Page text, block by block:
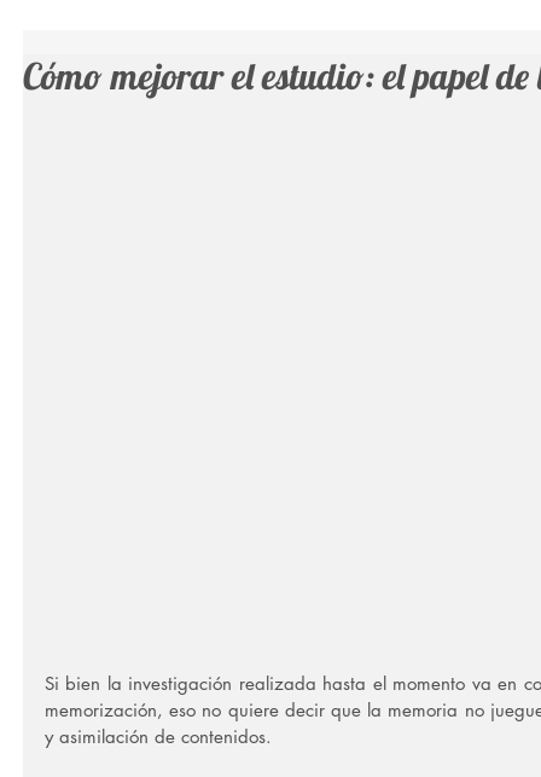
Cómo mejorar el estudio: el papel
Si bien la investigación realizada hasta el momento va en
memorización, eso no quiere decir que la memoria no
y asimilación de contenidos.